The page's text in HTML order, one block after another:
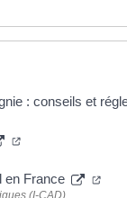
: conseils et
en France
(I-CAD)